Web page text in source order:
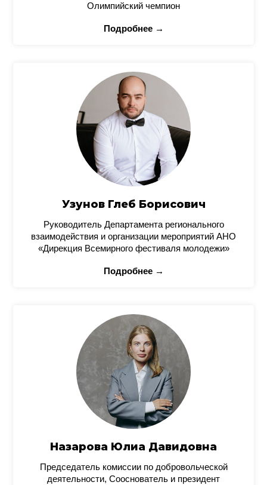
Олимпийский чемпион
Подробнее →
Узунов Глеб Борисович
Руководитель Департамента регионального
взаимодействия и организации мероприятий АНО
«Дирекция Всемирного фестиваля молодежи»
Подробнее →
Назарова Юлиа Давидовна
Председатель комиссии по добровольческой
деятельности, Сооснователь и президент